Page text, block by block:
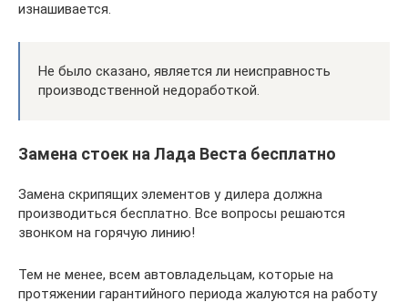
изнашивается.
Не было сказано, является ли неисправность
производственной недоработкой.
Замена стоек на Лада Веста бесплатно
Замена скрипящих элементов у дилера должна
производиться бесплатно. Все вопросы решаются
звонком на горячую линию!
Тем не менее, всем автовладельцам, которые на
протяжении гарантийного периода жалуются на работу